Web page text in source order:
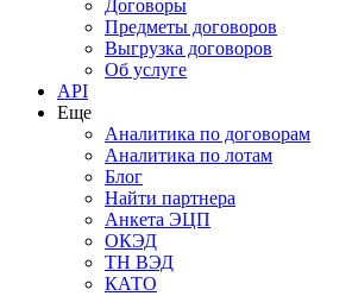
Договоры
Предметы договоров
Выгрузка договоров
Об услуге
API
Еще
Аналитика по договорам
Аналитика по лотам
Блог
Найти партнера
Анкета ЭЦП
ОКЭД
ТН ВЭД
КАТО